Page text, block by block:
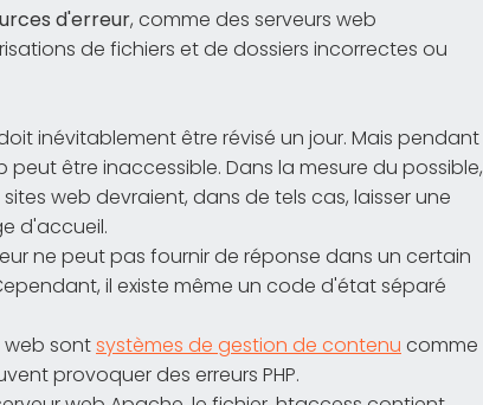
d'erreur, comme des serveurs web
de fichiers et de dossiers incorrectes ou
inévitablement être révisé un jour. Mais pendant
être inaccessible. Dans la mesure du possible,
web devraient, dans de tels cas, laisser une
d'accueil.
ne peut pas fournir de réponse dans un certain
il existe même un code d'état séparé
web sontsystèmes de gestion de contenu comme
provoquer des erreurs PHP.